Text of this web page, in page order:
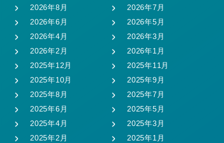
2026年8月
2026年7月
2026年6月
2026年5月
2026年4月
2026年3月
2026年2月
2026年1月
2025年12月
2025年11月
2025年10月
2025年9月
2025年8月
2025年7月
2025年6月
2025年5月
2025年4月
2025年3月
2025年2月
2025年1月